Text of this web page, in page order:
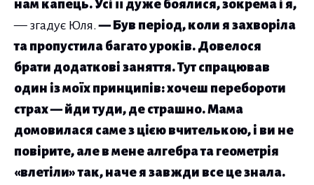
нам капець. Усі її дуже боялися, зокрема і я,
— згадує Юля. — Був період, коли я захворіла
та пропустила багато уроків. Довелося
брати додаткові заняття. Тут спрацював
один із моїх принципів: хочеш перебороти
страх — йди туди, де страшно. Мама
домовилася саме з цією вчителькою, і ви не
повірите, але в мене алгебра та геометрія
«влетіли» так, наче я завжди все це знала.